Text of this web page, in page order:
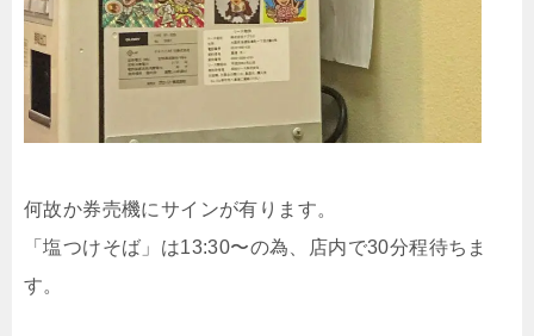
何故か券売機にサインが有ります。
「塩つけそば」は13:30〜の為、店内で30分程待ちま
す。